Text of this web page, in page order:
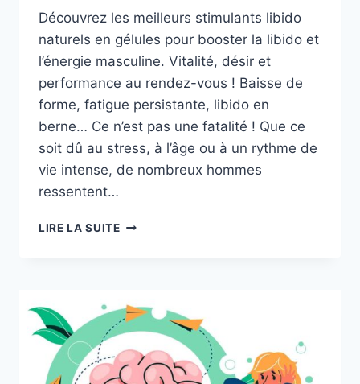
Découvrez les meilleurs stimulants libido
naturels en gélules pour booster la libido et
l’énergie masculine. Vitalité, désir et
performance au rendez-vous ! Baisse de
forme, fatigue persistante, libido en
berne… Ce n’est pas une fatalité ! Que ce
soit dû au stress, à l’âge ou à un rythme de
vie intense, de nombreux hommes
ressentent…
LIRE LA SUITESTIMULANT
EN
GÉLULES
LES
5